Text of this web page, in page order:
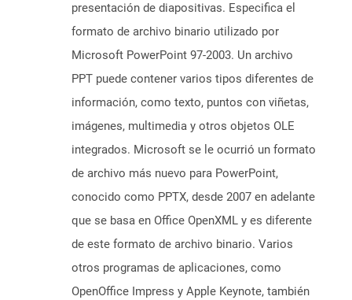
presentación de diapositivas. Especifica el
formato de archivo binario utilizado por
Microsoft PowerPoint 97-2003. Un archivo
PPT puede contener varios tipos diferentes de
información, como texto, puntos con viñetas,
imágenes, multimedia y otros objetos OLE
integrados. Microsoft se le ocurrió un formato
de archivo más nuevo para PowerPoint,
conocido como PPTX, desde 2007 en adelante
que se basa en Office OpenXML y es diferente
de este formato de archivo binario. Varios
otros programas de aplicaciones, como
OpenOffice Impress y Apple Keynote, también